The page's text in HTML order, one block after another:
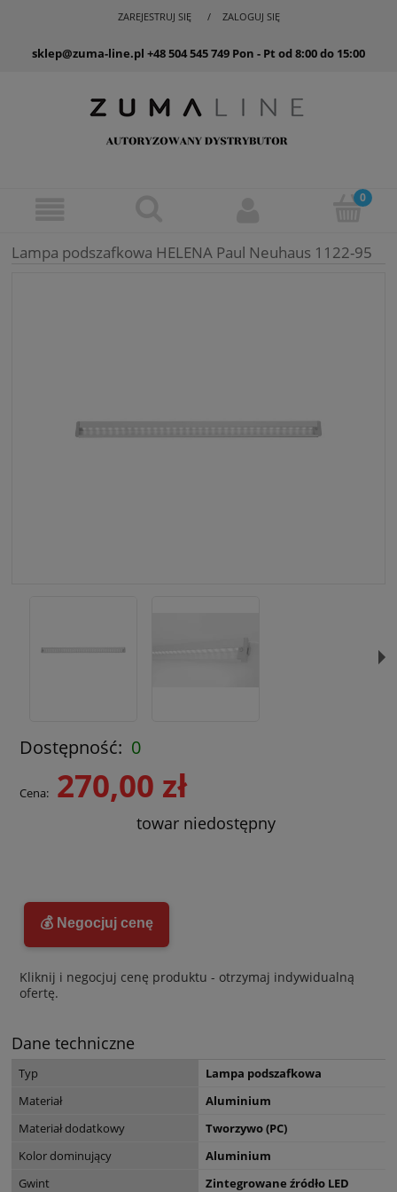
ZAREJESTRUJ SIĘ ZALOGUJ SIĘ
sklep@zuma-line.pl +48 504 545 749 Pon - Pt od 8:00 do 15:00
Lampa podszafkowa HELENA Paul Neuhaus 1122-95
Dostępność: 0
Cena: 270,00 zł
towar niedostępny
💰 Negocjuj cenę
Kliknij i negocjuj cenę produktu - otrzymaj indywidualną
ofertę.
Dane techniczne
Typ
Lampa podszafkowa
Materiał
Aluminium
Materiał dodatkowy
Tworzywo (PC)
Kolor dominujący
Aluminium
Gwint
Zintegrowane źródło LED